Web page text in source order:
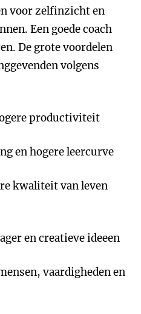
voor zelfinzicht en
Een goede coach
De grote voordelen
volgens
productiviteit
en hogere leercurve
kwaliteit van leven
en creatieve ideeen
vaardigheden en